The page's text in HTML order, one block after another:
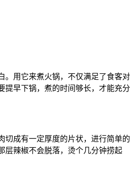
。用它来煮火锅，不仅满足了食客对
提早下锅，煮的时间够长，才能充分
切成有一定厚度的片状，进行简单的
层辣椒不会脱落，烫个几分钟捞起